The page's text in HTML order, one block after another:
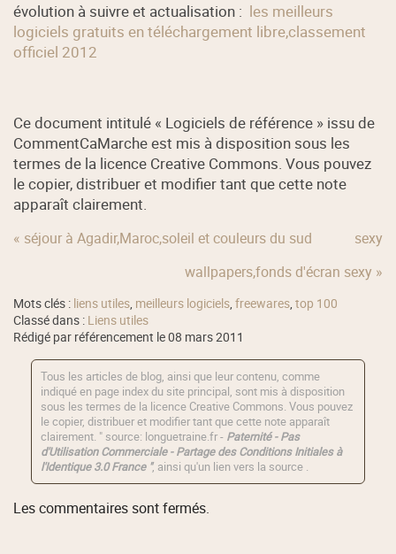
évolution à suivre et actualisation : les meilleurs
logiciels gratuits en téléchargement libre,classement
officiel 2012
Ce document intitulé « Logiciels de référence » issu de
CommentCaMarche est mis à disposition sous les
termes de la licence Creative Commons. Vous pouvez
le copier, distribuer et modifier tant que cette note
apparaît clairement.
« séjour à Agadir,Maroc,soleil et couleurs du sud
sexy
wallpapers,fonds d'écran sexy »
Mots clés : liens utiles, meilleurs logiciels,freewares,top 100
Classé dans : Liens utiles
Rédigé par référencement le 08 mars 2011
Tous les articles de blog, ainsi que leur contenu, comme
indiqué en page index du site principal, sont mis à disposition
sous les termes de la licence Creative Commons. Vous pouvez
le copier, distribuer et modifier tant que cette note apparaît
clairement. " source: longuetraine.fr - Paternité - Pas
d'Utilisation Commerciale - Partage des Conditions Initiales à
l'Identique 3.0 France ", ainsi qu'un lien vers la source .
Les commentaires sont fermés.